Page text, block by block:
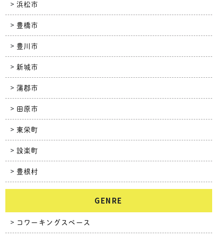
浜松市
豊橋市
豊川市
新城市
蒲郡市
田原市
東栄町
設楽町
豊根村
GENRE
コワーキングスペース